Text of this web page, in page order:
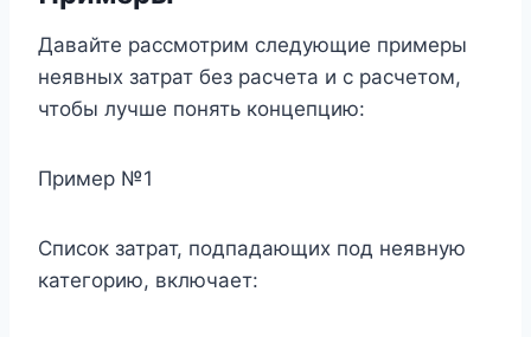
Давайте рассмотрим следующие примеры
неявных затрат без расчета и с расчетом,
чтобы лучше понять концепцию:
Пример №1
Список затрат, подпадающих под неявную
категорию, включает: